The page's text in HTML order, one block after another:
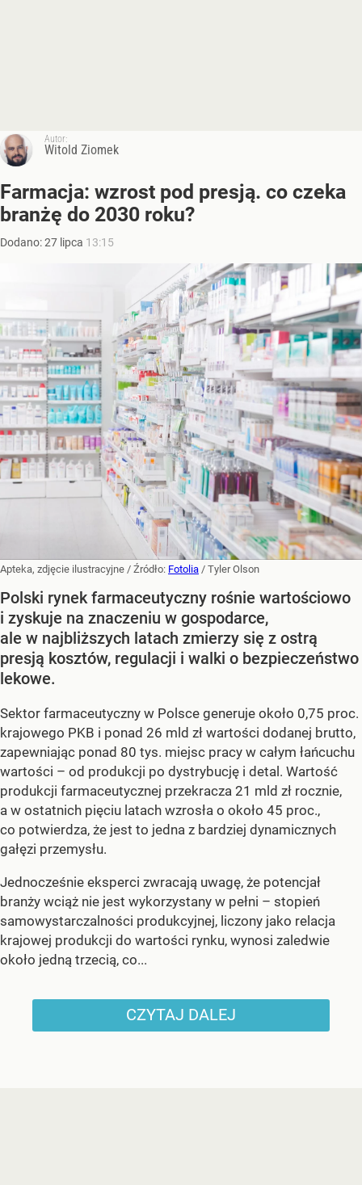
Autor:
Witold Ziomek
Farmacja: wzrost pod presją. co czeka
branżę do 2030 roku?
Dodano:27 lipca 13:15
Apteka, zdjęcie ilustracyjne / Źródło: Fotolia / Tyler Olson
Polski rynek farmaceutyczny rośnie wartościowo
i zyskuje na znaczeniu w gospodarce,
ale w najbliższych latach zmierzy się z ostrą
presją kosztów, regulacji i walki o bezpieczeństwo
lekowe.
Sektor farmaceutyczny w Polsce generuje około 0,75 proc.
krajowego PKB i ponad 26 mld zł wartości dodanej brutto,
zapewniając ponad 80 tys. miejsc pracy w całym łańcuchu
wartości – od produkcji po dystrybucję i detal. Wartość
produkcji farmaceutycznej przekracza 21 mld zł rocznie,
a w ostatnich pięciu latach wzrosła o około 45 proc.,
co potwierdza, że jest to jedna z bardziej dynamicznych
gałęzi przemysłu.
Jednocześnie eksperci zwracają uwagę, że potencjał
branży wciąż nie jest wykorzystany w pełni – stopień
samowystarczalności produkcyjnej, liczony jako relacja
krajowej produkcji do wartości rynku, wynosi zaledwie
około jedną trzecią, co...
CZYTAJ DALEJ